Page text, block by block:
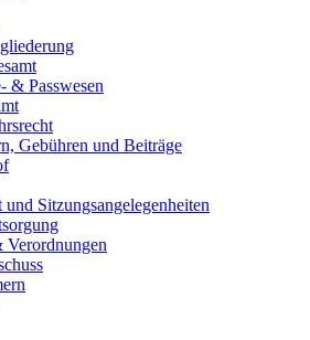
& Passwesen
Gebühren und Beiträge
und Sitzungsangelegenheiten
Verordnungen